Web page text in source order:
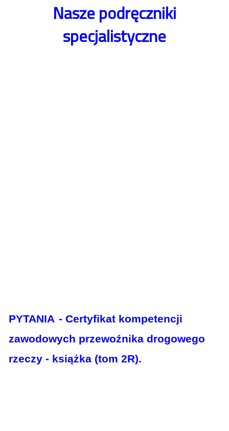
Nasze podręczniki
specjalistyczne
PYTANIA - Certyfikat kompetencji
zawodowych przewoźnika drogowego
rzeczy - książka (tom 2R).